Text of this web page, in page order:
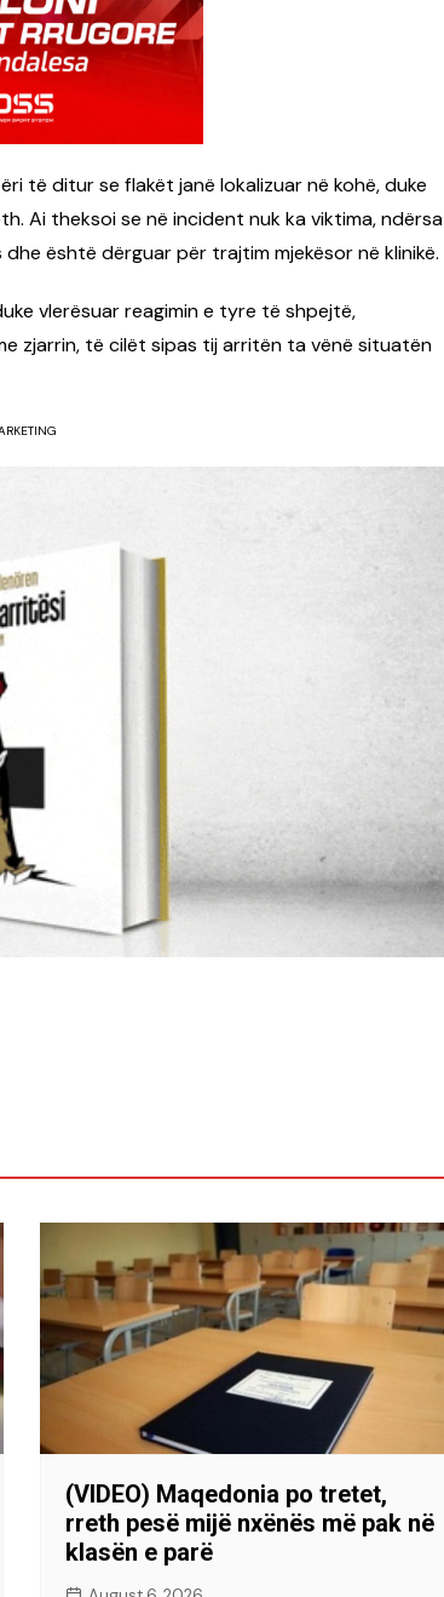
të ditur se flakët janë lokalizuar në kohë, duke
Ai theksoi se në incident nuk ka viktima, ndërsa
është dërguar për trajtim mjekësor në klinikë.
vlerësuar reagimin e tyre të shpejtë,
zjarrin, të cilët sipas tij arritën ta vënë situatën
(VIDEO) Maqedonia po tretet,
rreth pesë mijë nxënës më pak në
klasën e parë